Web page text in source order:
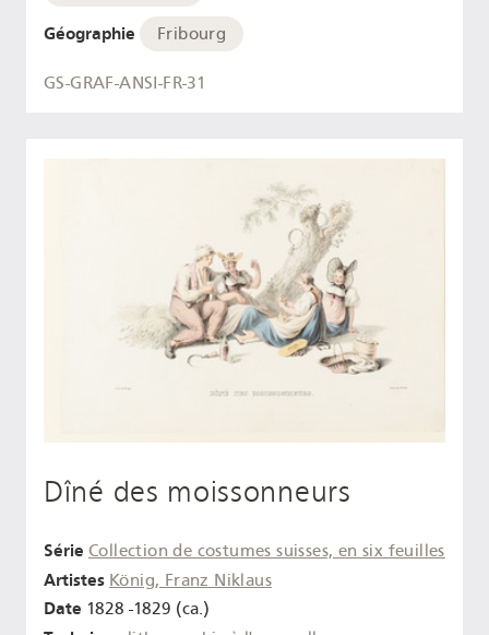
Géographie Fribourg
GS-GRAF-ANSI-FR-31
Dîné des moissonneurs
Série Collection de costumes suisses, en six feuilles
Artistes König, Franz Niklaus
Date 1828 -1829 (ca.)